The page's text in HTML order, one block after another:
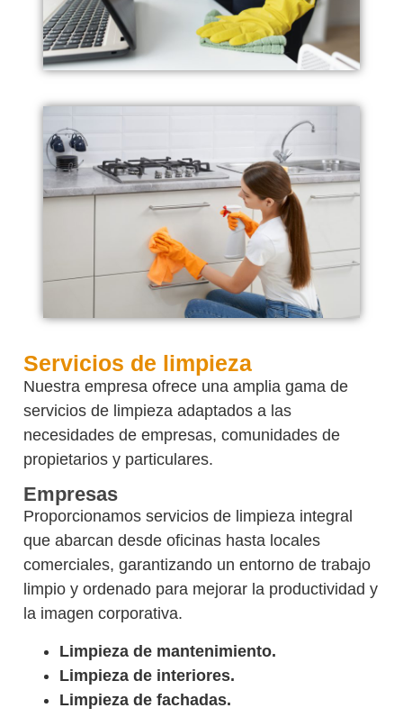
Servicios de limpieza
Nuestra empresa ofrece una amplia gama de
servicios de limpieza adaptados a las
necesidades de empresas, comunidades de
propietarios y particulares.
Empresas
Proporcionamos servicios de limpieza integral
que abarcan desde oficinas hasta locales
comerciales, garantizando un entorno de trabajo
limpio y ordenado para mejorar la productividad y
la imagen corporativa.
Limpieza de mantenimiento.
Limpieza de interiores.
Limpieza de fachadas.